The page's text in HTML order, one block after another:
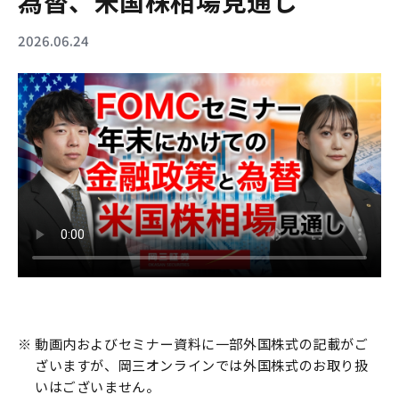
2026.06.24
※ 動画内およびセミナー資料に一部外国株式の記載がご
ざいますが、岡三オンラインでは外国株式のお取り扱
いはございません。